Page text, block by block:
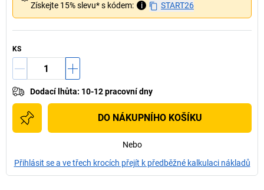
Získejte 15% slevu* s kódem:
i START26
KS
Dodací lhůta: 10-12 pracovní dny
DO NÁKUPNÍHO KOŠÍKU
Nebo
Přihlásit se a ve třech krocích přejít k předběžné kalkulaci nákladů